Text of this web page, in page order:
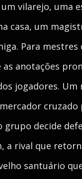
vilarejo, uma
casa, um
Para mestres
anotações
jogadores. Um
cruzado
grupo decide
a rival que
santuário